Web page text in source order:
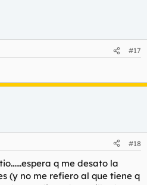
#17
#18
q me desato la
(y no me refiero al que tiene q